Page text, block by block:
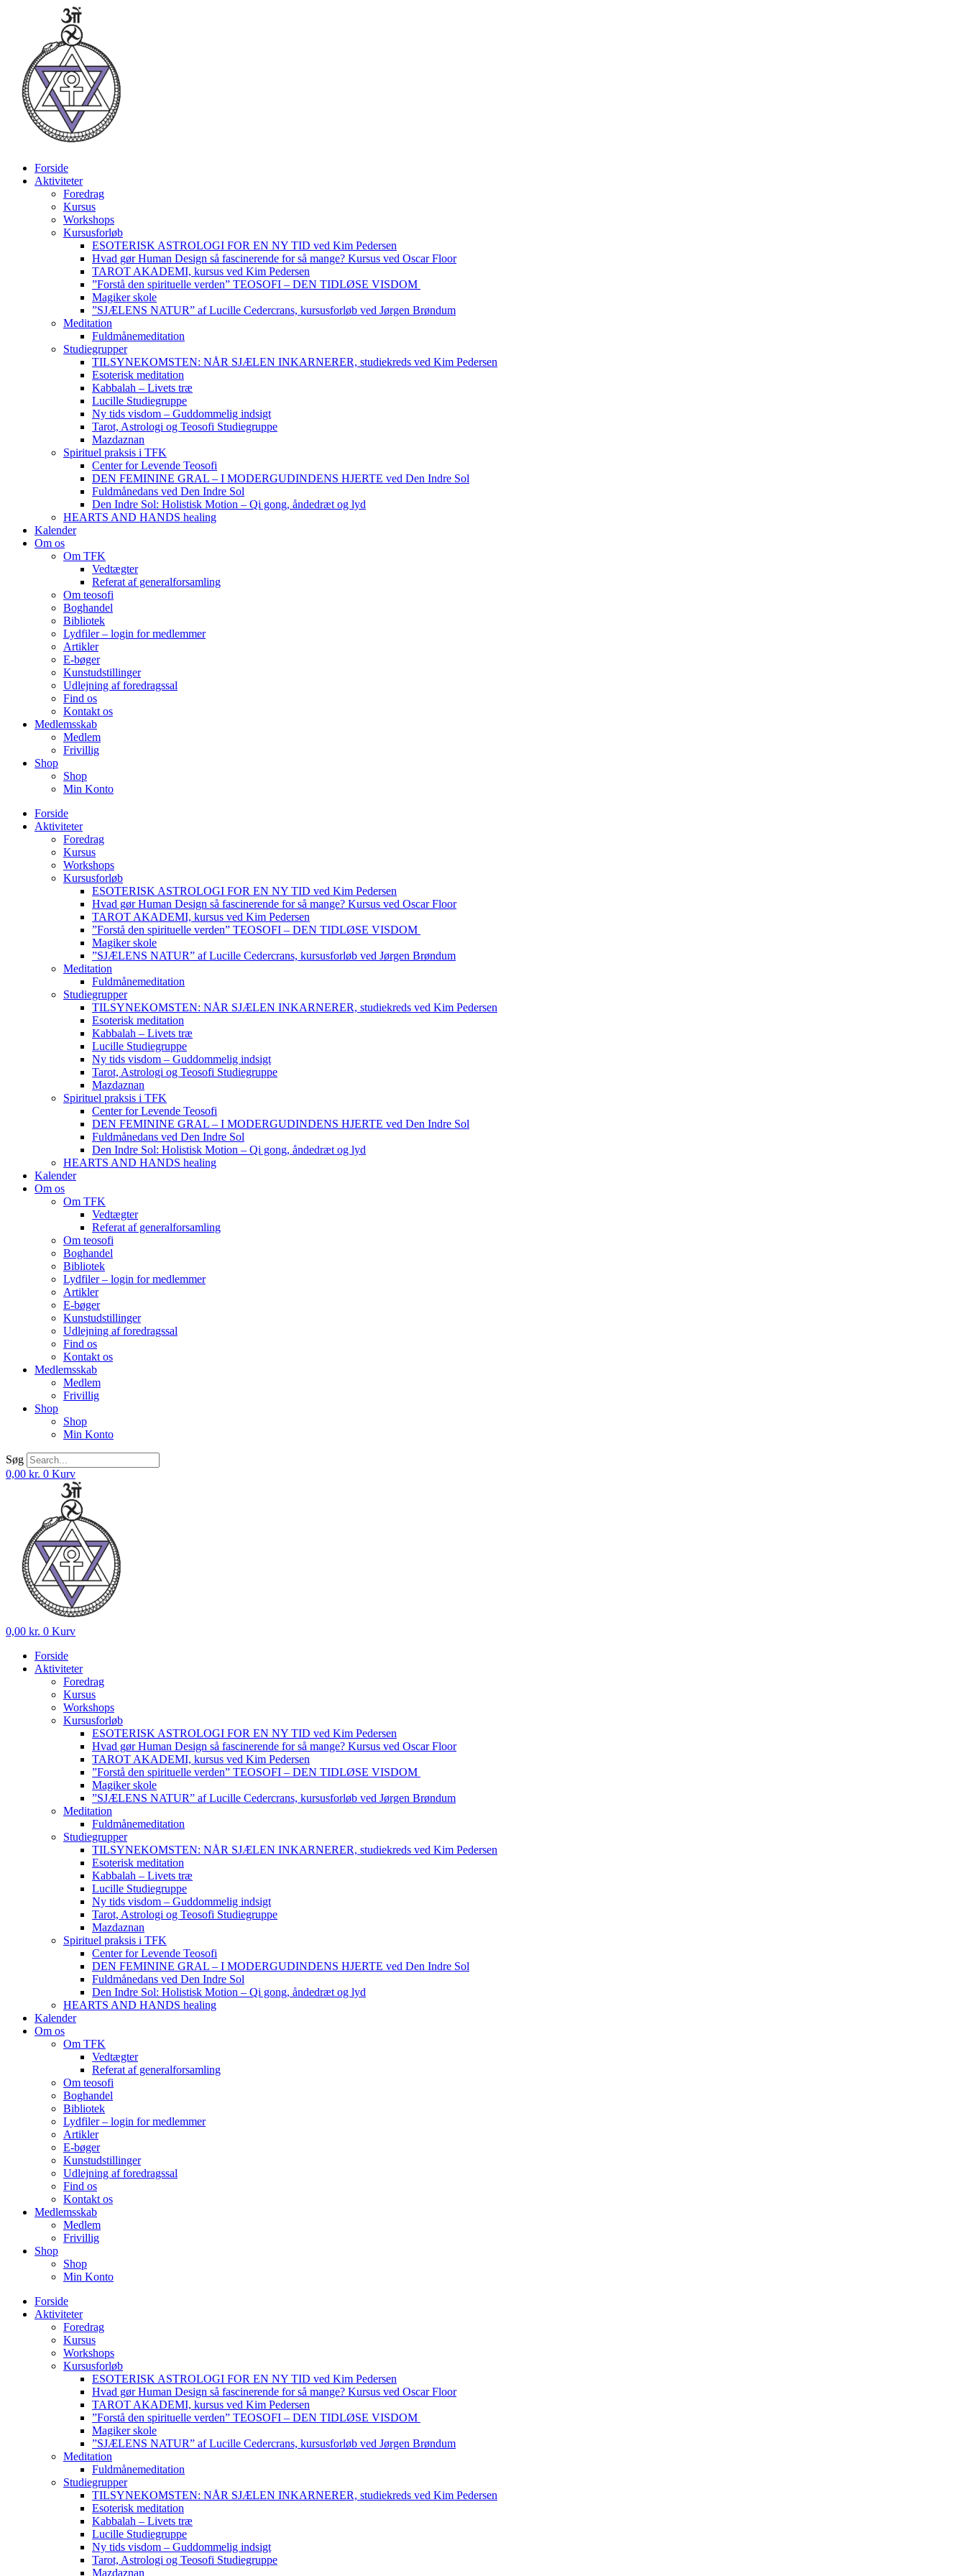
Forside
Aktiviteter
Foredrag
Kursus
Workshops
Kursusforløb
ESOTERISK ASTROLOGI FOR EN NY TID ved Kim Pedersen
Hvad gør Human Design så fascinerende for så mange? Kursus ved Oscar Floor
TAROT AKADEMI, kursus ved Kim Pedersen
”Forstå den spirituelle verden” TEOSOFI – DEN TIDLØSE VISDOM
Magiker skole
”SJÆLENS NATUR” af Lucille Cedercrans, kursusforløb ved Jørgen Brøndum
Meditation
Fuldmånemeditation
Studiegrupper
TILSYNEKOMSTEN: NÅR SJÆLEN INKARNERER, studiekreds ved Kim Pedersen
Esoterisk meditation
Kabbalah – Livets træ
Lucille Studiegruppe
Ny tids visdom – Guddommelig indsigt
Tarot, Astrologi og Teosofi Studiegruppe
Mazdaznan
Spirituel praksis i TFK
Center for Levende Teosofi
DEN FEMININE GRAL – I MODERGUDINDENS HJERTE ved Den Indre Sol
Fuldmånedans ved Den Indre Sol
Den Indre Sol: Holistisk Motion – Qi gong, åndedræt og lyd
HEARTS AND HANDS healing
Kalender
Om os
Om TFK
Vedtægter
Referat af generalforsamling
Om teosofi
Boghandel
Bibliotek
Lydfiler – login for medlemmer
Artikler
E-bøger
Kunstudstillinger
Udlejning af foredragssal
Find os
Kontakt os
Medlemsskab
Medlem
Frivillig
Shop
Shop
Min Konto
Forside
Aktiviteter
Foredrag
Kursus
Workshops
Kursusforløb
ESOTERISK ASTROLOGI FOR EN NY TID ved Kim Pedersen
Hvad gør Human Design så fascinerende for så mange? Kursus ved Oscar Floor
TAROT AKADEMI, kursus ved Kim Pedersen
”Forstå den spirituelle verden” TEOSOFI – DEN TIDLØSE VISDOM
Magiker skole
”SJÆLENS NATUR” af Lucille Cedercrans, kursusforløb ved Jørgen Brøndum
Meditation
Fuldmånemeditation
Studiegrupper
TILSYNEKOMSTEN: NÅR SJÆLEN INKARNERER, studiekreds ved Kim Pedersen
Esoterisk meditation
Kabbalah – Livets træ
Lucille Studiegruppe
Ny tids visdom – Guddommelig indsigt
Tarot, Astrologi og Teosofi Studiegruppe
Mazdaznan
Spirituel praksis i TFK
Center for Levende Teosofi
DEN FEMININE GRAL – I MODERGUDINDENS HJERTE ved Den Indre Sol
Fuldmånedans ved Den Indre Sol
Den Indre Sol: Holistisk Motion – Qi gong, åndedræt og lyd
HEARTS AND HANDS healing
Kalender
Om os
Om TFK
Vedtægter
Referat af generalforsamling
Om teosofi
Boghandel
Bibliotek
Lydfiler – login for medlemmer
Artikler
E-bøger
Kunstudstillinger
Udlejning af foredragssal
Find os
Kontakt os
Medlemsskab
Medlem
Frivillig
Shop
Shop
Min Konto
Søg
0,00 kr. 0 Kurv
0,00 kr. 0 Kurv
Forside
Aktiviteter
Foredrag
Kursus
Workshops
Kursusforløb
ESOTERISK ASTROLOGI FOR EN NY TID ved Kim Pedersen
Hvad gør Human Design så fascinerende for så mange? Kursus ved Oscar Floor
TAROT AKADEMI, kursus ved Kim Pedersen
”Forstå den spirituelle verden” TEOSOFI – DEN TIDLØSE VISDOM
Magiker skole
”SJÆLENS NATUR” af Lucille Cedercrans, kursusforløb ved Jørgen Brøndum
Meditation
Fuldmånemeditation
Studiegrupper
TILSYNEKOMSTEN: NÅR SJÆLEN INKARNERER, studiekreds ved Kim Pedersen
Esoterisk meditation
Kabbalah – Livets træ
Lucille Studiegruppe
Ny tids visdom – Guddommelig indsigt
Tarot, Astrologi og Teosofi Studiegruppe
Mazdaznan
Spirituel praksis i TFK
Center for Levende Teosofi
DEN FEMININE GRAL – I MODERGUDINDENS HJERTE ved Den Indre Sol
Fuldmånedans ved Den Indre Sol
Den Indre Sol: Holistisk Motion – Qi gong, åndedræt og lyd
HEARTS AND HANDS healing
Kalender
Om os
Om TFK
Vedtægter
Referat af generalforsamling
Om teosofi
Boghandel
Bibliotek
Lydfiler – login for medlemmer
Artikler
E-bøger
Kunstudstillinger
Udlejning af foredragssal
Find os
Kontakt os
Medlemsskab
Medlem
Frivillig
Shop
Shop
Min Konto
Forside
Aktiviteter
Foredrag
Kursus
Workshops
Kursusforløb
ESOTERISK ASTROLOGI FOR EN NY TID ved Kim Pedersen
Hvad gør Human Design så fascinerende for så mange? Kursus ved Oscar Floor
TAROT AKADEMI, kursus ved Kim Pedersen
”Forstå den spirituelle verden” TEOSOFI – DEN TIDLØSE VISDOM
Magiker skole
”SJÆLENS NATUR” af Lucille Cedercrans, kursusforløb ved Jørgen Brøndum
Meditation
Fuldmånemeditation
Studiegrupper
TILSYNEKOMSTEN: NÅR SJÆLEN INKARNERER, studiekreds ved Kim Pedersen
Esoterisk meditation
Kabbalah – Livets træ
Lucille Studiegruppe
Ny tids visdom – Guddommelig indsigt
Tarot, Astrologi og Teosofi Studiegruppe
Mazdaznan